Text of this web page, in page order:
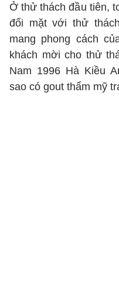
Ở thử thách đầu tiên,
đối mặt với thử
mang phong cách
khách mời cho thử
Nam 1996 Hà Kiều
sao có gout thẩm mỹ